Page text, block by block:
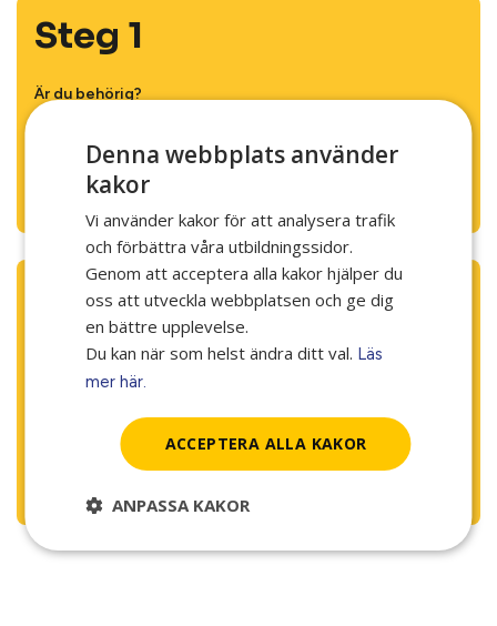
Steg 1
Är du behörig?
kompetens. Vissa utbildningar har även särskilda förkun­
skapskrav.
Läs mer om detta på respektive utbildning.
Steg 2
Ansökan
Ansökan till yrkesvux görs till väg­lednings­centrum i din hem­
kommunen som beslutar om du får gå utbild­ningen.
Denna webbplats använder
kakor
Vi använder kakor för att analysera trafik
och förbättra våra utbildningssidor.
Genom att acceptera alla kakor hjälper du
oss att utveckla webbplatsen och ge dig
en bättre upplevelse.
Du kan när som helst ändra ditt val. Läs
mer här.
ACCEPTERA ALLA KAKOR
ANPASSA KAKOR